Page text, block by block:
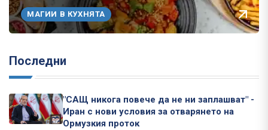
МАГИИ В КУХНЯТА
Последни
"САЩ никога повече да не ни заплашват" -
Иран с нови условия за отварянето на
Ормузкия проток